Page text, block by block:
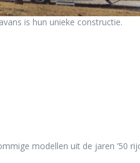
is hun unieke constructie.
modellen uit de jaren ’50